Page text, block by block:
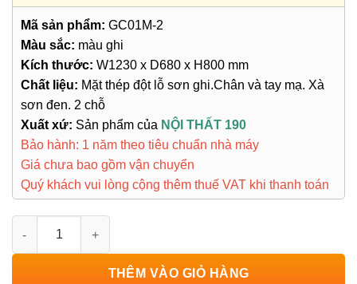
Mã sản phẩm: GC01M-2
Màu sắc: màu ghi
Kích thước: W1230 x D680 x H800 mm
Chất liệu: Mặt thép đột lỗ sơn ghi.Chân và tay mạ. Xà
sơn đen. 2 chỗ
Xuất xứ: Sản phẩm của NỘI THẤT 190
Bảo hành: 1 năm theo tiêu chuẩn nhà máy
Giá chưa bao gồm vận chuyển
Quý khách vui lòng cộng thêm thuế VAT khi thanh toán
THÊM VÀO GIỎ HÀNG